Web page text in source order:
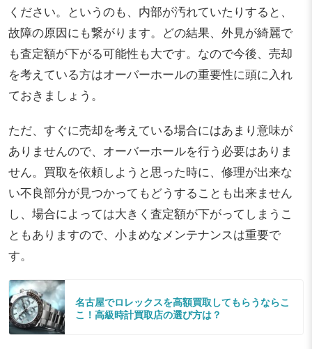
ください。というのも、内部が汚れていたりすると、
故障の原因にも繋がります。どの結果、外見が綺麗で
も査定額が下がる可能性も大です。なので今後、売却
を考えている方はオーバーホールの重要性に頭に入れ
ておきましょう。
ただ、すぐに売却を考えている場合にはあまり意味が
ありませんので、オーバーホールを行う必要はありま
せん。買取を依頼しようと思った時に、修理が出来な
い不良部分が見つかってもどうすることも出来ません
し、場合によっては大きく査定額が下がってしまうこ
ともありますので、小まめなメンテナンスは重要で
す。
名古屋でロレックスを高額買取してもらうならこ
こ！高級時計買取店の選び方は？